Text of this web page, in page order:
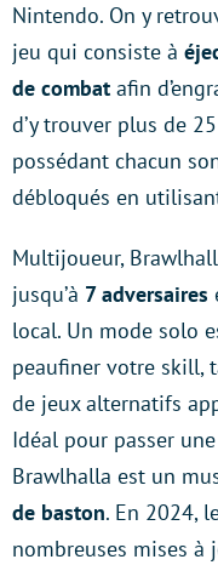
Nintendo. On y
jeu qui consiste à
de combat afin
d’y trouver plus de
possédant chacun
débloqués en
Multijoueur,
jusqu’à 7 adversaires
local. Un mode solo
peaufiner votre skill,
de jeux alternatifs
Idéal pour passer
Brawlhalla est un
de baston. En 2024,
nombreuses mises à